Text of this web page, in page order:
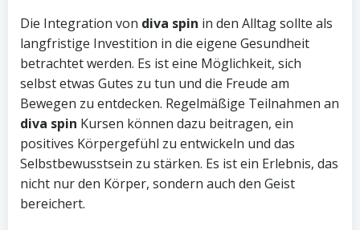
Die Integration von diva spin in den Alltag sollte als
langfristige Investition in die eigene Gesundheit
betrachtet werden. Es ist eine Möglichkeit, sich
selbst etwas Gutes zu tun und die Freude am
Bewegen zu entdecken. Regelmäßige Teilnahmen an
diva spin Kursen können dazu beitragen, ein
positives Körpergefühl zu entwickeln und das
Selbstbewusstsein zu stärken. Es ist ein Erlebnis, das
nicht nur den Körper, sondern auch den Geist
bereichert.